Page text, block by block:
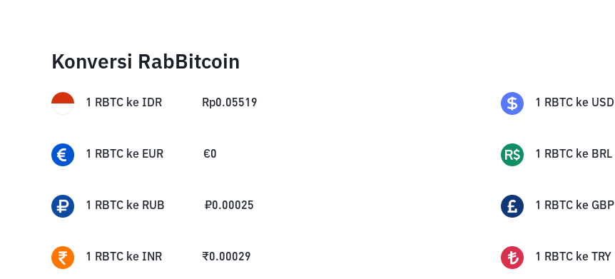
Konversi RabBitcoin
1 RBTC ke IDR Rp0.05519 1 RBTC ke USD
1 RBTC ke EUR €0 1 RBTC ke BRL
1 RBTC ke RUB ₽0.00025 1 RBTC ke GBP
1 RBTC ke INR ₹0.00029 1 RBTC ke TRY